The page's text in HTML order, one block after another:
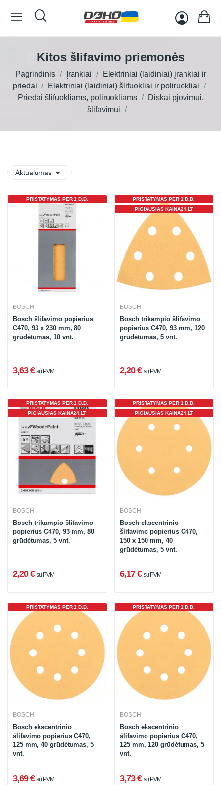
Kitos šlifavimo priemonės
Pagrindinis Įrankiai
Elektriniai (laidiniai) įrankiai ir
priedai
Elektriniai (laidiniai) šlifuokliai ir poliruokliai
Priedai šlifuokliams, poliruokliams
Diskai pjovimui,
šlifavimui
Aktualumas 
PRISTATYMAS PER 1 D.D.
BOSCH
Bosch šlifavimo popierius
C470, 93 x 230 mm, 80
grūdėtumas, 10 vnt.
3,63 € su PVM
PIGIAUSIAS KAINA24.LT
PRISTATYMAS PER 1 D.D.
BOSCH
Bosch trikampio šlifavimo
popierius C470, 93 mm, 120
grūdėtumas, 5 vnt.
2,20 € su PVM
PIGIAUSIAS KAINA24.LT
PRISTATYMAS PER 1 D.D.
BOSCH
Bosch trikampio šlifavimo
popierius C470, 93 mm, 80
grūdėtumas, 5 vnt.
2,20 € su PVM
PIGIAUSIAS KAINA24.LT
PRISTATYMAS PER 1 D.D.
BOSCH
Bosch ekscentrinio
šlifavimo popierius C470,
150 x 150 mm, 40
grūdėtumas, 5 vnt.
6,17 € su PVM
PRISTATYMAS PER 1 D.D.
BOSCH
Bosch ekscentrinio
šlifavimo popierius C470,
125 mm, 40 grūdėtumas, 5
vnt.
3,69 € su PVM
PRISTATYMAS PER 1 D.D.
BOSCH
Bosch ekscentrinio
šlifavimo popierius C470,
125 mm, 120 grūdėtumas, 5
vnt.
3,73 € su PVM